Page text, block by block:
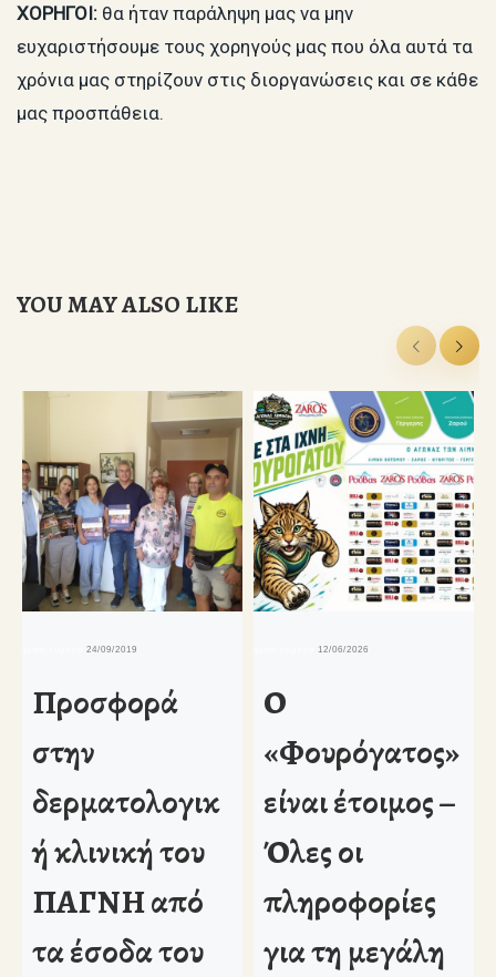
ΧΟΡΗΓΟΙ: θα ήταν παράληψη μας να μην
ευχαριστήσουμε τους χορηγούς μας που όλα αυτά τα
χρόνια μας στηρίζουν στις διοργανώσεις και σε κάθε
μας προσπάθεια.
YOU MAY ALSO LIKE
δημοσιευμένο24/09/2019
Προσφορά
στην
δερματολογικ
ή κλινική του
ΠΑΓΝΗ από
τα έσοδα του
12/06/2026
Ο
«Φουρόγατος»
είναι έτοιμος –
Όλες οι
πληροφορίες
για τη μεγάλη